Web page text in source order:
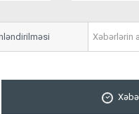
istiqamətində addımlar